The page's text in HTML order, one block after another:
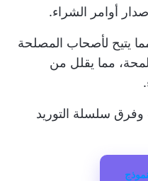
أوامر الشراء.
يتيح لأصحاب المصلحة
مما يقلل من
سلسلة التوريد